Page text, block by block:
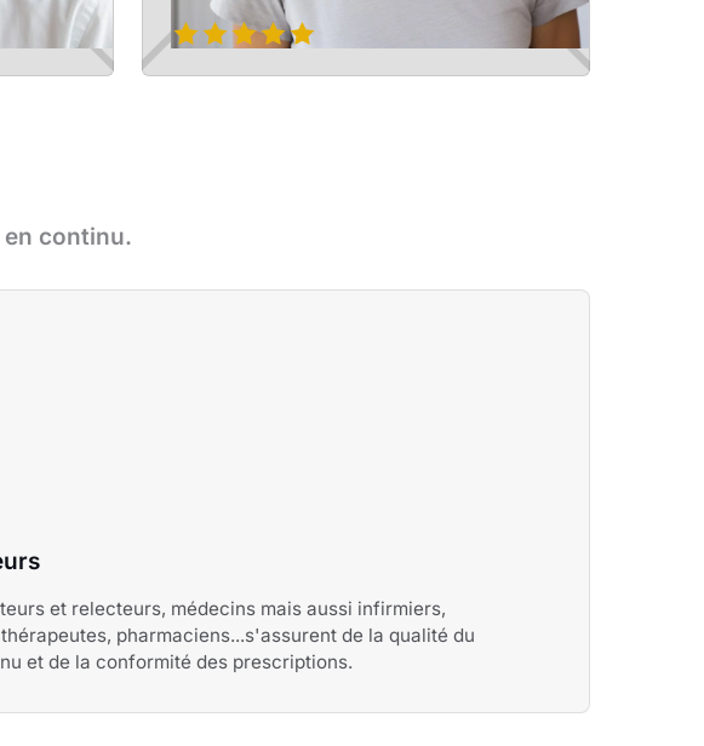
continu.
et relecteurs, médecins mais aussi infirmiers,
pharmaciens...s'assurent de la qualité du
et de la conformité des prescriptions.